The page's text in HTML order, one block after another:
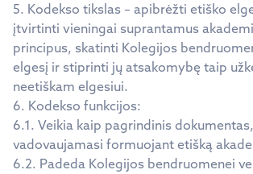
5. Kodekso tikslas – apibrėžti etiško
įtvirtinti vieningai suprantamus
principus, skatinti Kolegijos
elgesį ir stiprinti jų atsakomybę taip
neetiškam elgesiui.
6. Kodekso funkcijos:
6.1. Veikia kaip pagrindinis
vadovaujamasi formuojant etišką
6.2. Padeda Kolegijos bendruomenei